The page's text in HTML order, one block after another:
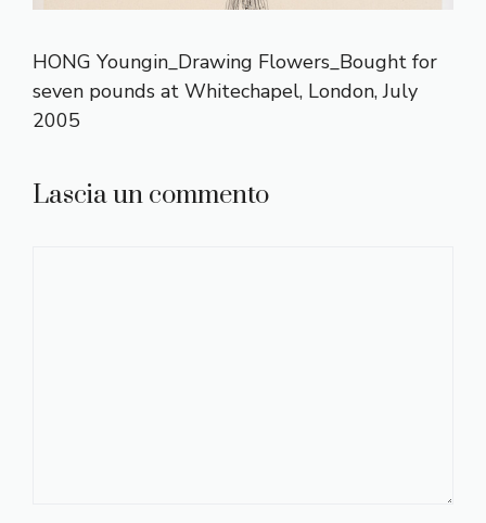
HONG Youngin_Drawing Flowers_Bought for
seven pounds at Whitechapel, London, July
2005
Lascia un commento